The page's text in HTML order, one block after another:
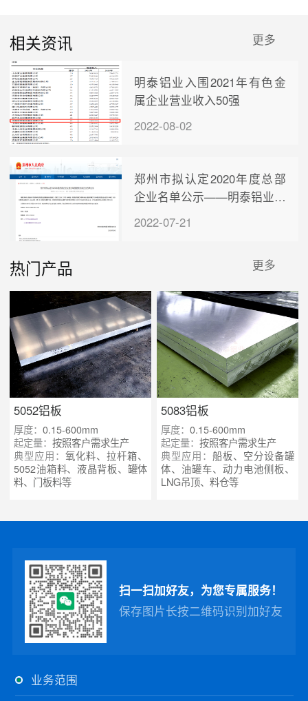
相关资讯 更多
明泰铝业入围2021年有色金
属企业营业收入50强
2022-08-02
郑州市拟认定2020年度总部
企业名单公示——明泰铝业榜
2022-07-21
热门产品 更多
5052铝板
厚度：0.15-600mm
起定量：按照客户需求生产
典型应用：氧化料、拉杆箱、
5052油箱料、液晶背板、罐体
料、门板料等
5083铝板
厚度： 0.15-600mm
起定量： 按照客户需求生产
典型应用： 船板、空分设备罐
体、油罐车、动力电池侧板、
LNG吊顶、料仓等
扫一扫加好友，为您专属服务！
保存图片长按二维码识别加好友
业务范围